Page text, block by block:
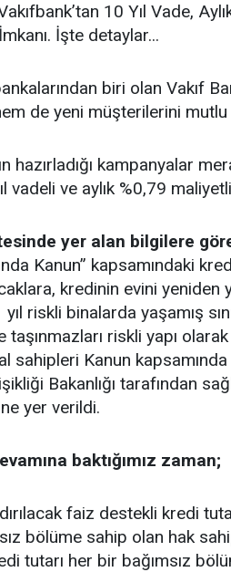
10 Yıl Vade,
İşte detaylar...
biri olan Vakıf
de yeni müşterilerini mutlu
hazırladığı kampanyalar
vadeli ve aylık %0,79
yer alan bilgilere
Kanun” kapsamındaki
kredinin evini yeniden
riskli binalarda yaşamış
riskli yapı
sahipleri Kanun
Bakanlığı tarafından
yer verildi.
baktığımız zaman;
faiz destekli kredi
bölüme sahip olan hak
tutarı her bir bağımsız